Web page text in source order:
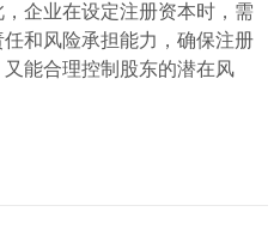
企业在设定注册资本时，需
和风险承担能力，确保注册
能合理控制股东的潜在风